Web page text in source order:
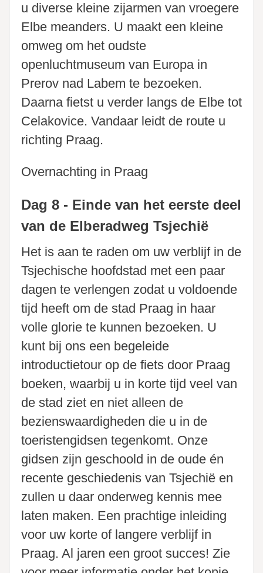
u diverse kleine zijarmen van vroegere
Elbe meanders. U maakt een kleine
omweg om het oudste
openluchtmuseum van Europa in
Prerov nad Labem te bezoeken.
Daarna fietst u verder langs de Elbe tot
Celakovice. Vandaar leidt de route u
richting Praag.
Overnachting in Praag
Dag 8 - Einde van het eerste deel
van de Elberadweg Tsjechië
Het is aan te raden om uw verblijf in de
Tsjechische hoofdstad met een paar
dagen te verlengen zodat u voldoende
tijd heeft om de stad Praag in haar
volle glorie te kunnen bezoeken. U
kunt bij ons een begeleide
introductietour op de fiets door Praag
boeken, waarbij u in korte tijd veel van
de stad ziet en niet alleen de
bezienswaardigheden die u in de
toeristengidsen tegenkomt. Onze
gidsen zijn geschoold in de oude én
recente geschiedenis van Tsjechië en
zullen u daar onderweg kennis mee
laten maken. Een prachtige inleiding
voor uw korte of langere verblijf in
Praag. Al jaren een groot succes! Zie